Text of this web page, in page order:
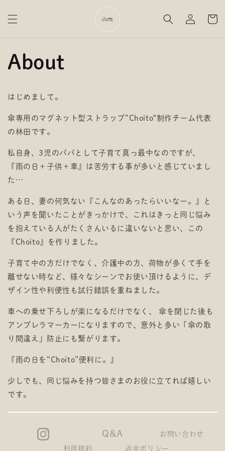
進む
イ
ー
About
はじめまして。
傘専用のマグネット型ストラップ“Choito"制作チーム代表
の林田です。
私自身、3児のパパとして子育て真っ最中なのですが、
『雨の日＋子供＋車』は苦労する事が多いと感じていまし
た…
ある日、妻の何気ない『こんなのあったらいいなー。』と
いう声を聞いたことがきっかけで、これはきっと同じ悩み
を抱えている人がたくさんいるに違いないと思い、この
『Choito』を作りました。
子育て中の方だけでなく、介護中の方、荷物が多くて手を
離せない時など、様々なシーンでお使い頂けるように、デ
ザイン性や利便性も試行錯誤を重ねました。
車への乗せ下ろしが楽になるだけでなく、 傘を閉じた後も
アンブレラマーカーになりますので、意外と多い「傘の取
り間違え」防止にも繋がります。
『雨の日を“Choito”便利に。』
少しでも、同じ悩みを持つ皆さまのお役に立てれば嬉しい
です。
Q&A お問い合わせ
利用規約 返金ポリシー